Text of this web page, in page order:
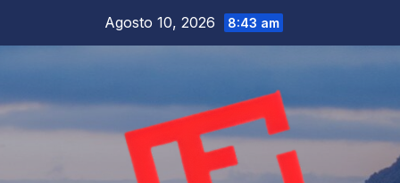
Agosto 10, 2026 8:43 am